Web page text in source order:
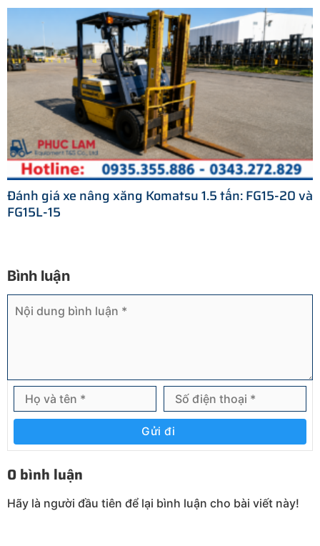
Đánh giá xe nâng xăng Komatsu 1.5 tấn: FG15-20 và
FG15L-15
Bình luận
Gửi đi
0 bình luận
Hãy là người đầu tiên để lại bình luận cho bài viết này!